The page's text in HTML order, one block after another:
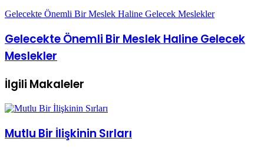
Gelecekte Önemli Bir Meslek Haline Gelecek
Meslekler
İlgili Makaleler
Mutlu Bir İlişkinin Sırları